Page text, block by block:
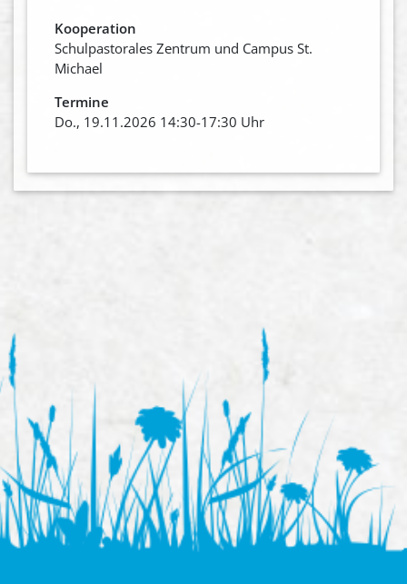
Kooperation
Schulpastorales Zentrum und Campus St.
Michael
Termine
Do., 19.11.2026 14:30-17:30 Uhr